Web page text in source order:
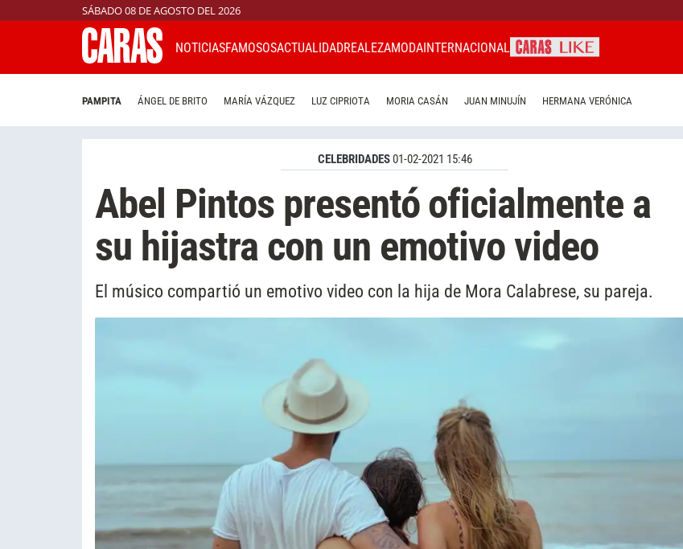
SÁBADO 08 DE AGOSTO DEL 2026
NOTICIASFAMOSOSACTUALIDADREALEZAMODAINTERNACIONAL
PAMPITA ÁNGEL DE BRITO MARÍA VÁZQUEZ LUZ CIPRIOTA MORIA CASÁN JUAN MINUJÍN HERMANA VERÓNICA
CELEBRIDADES01-02-2021 15:46
Abel Pintos presentó oficialmente a
su hijastra con un emotivo video
El músico compartió un emotivo video con la hija de Mora Calabrese, su pareja.